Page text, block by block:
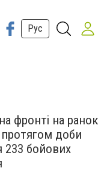
Рус
фронті на ранок
доби
233 бойових